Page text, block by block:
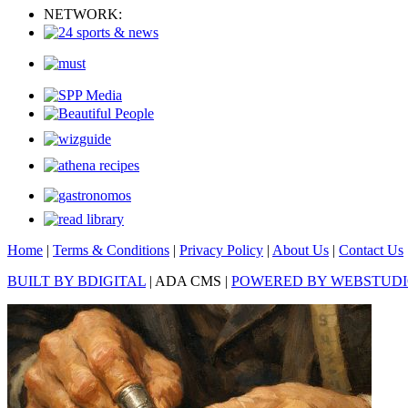
NETWORK:
Home | Terms & Conditions | Privacy Policy | About Us | Contact Us
BUILT BY BDIGITAL | ADA CMS | POWERED BY